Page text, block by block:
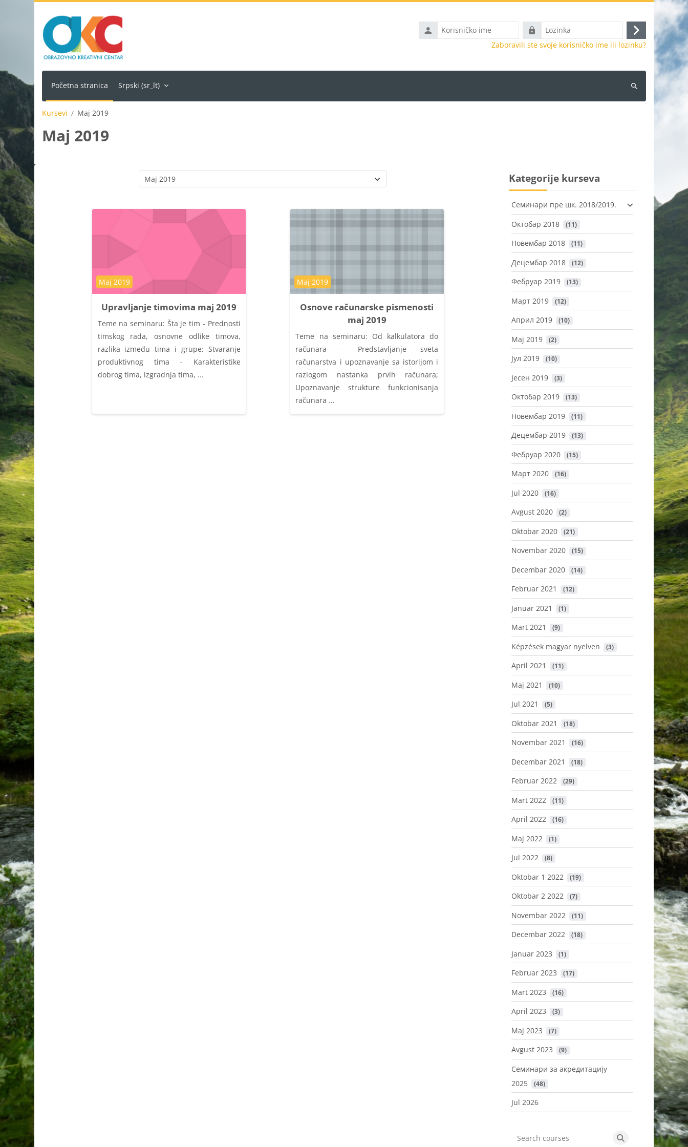
Korisničko
ime
Lozinka
Prijava
Zaboravili ste svoje korisničko ime ili lozinku?
Početna stranica Srpski ‎(sr_lt)‎
Pretraži
kurseve
Kursevi Maj 2019
Maj 2019
Upravljanje timovima maj 2019
Kategorija kursa
Maj 2019
Teme na seminaru: Šta je tim - Prednosti
timskog rada, osnovne odlike timova,
razlika između tima i grupe; Stvaranje
produktivnog tima - Karakteristike
dobrog tima, izgradnja tima, ...
Osnove računarske pismenosti
maj 2019
Kategorija kursa
Maj 2019
Teme na seminaru: Od kalkulatora do
računara - Predstavljanje sveta
računarstva i upoznavanje sa istorijom i
razlogom nastanka prvih računara;
Upoznavanje strukture funkcionisanja
računara ...
Kategorije kurseva
Семинари пре шк. 2018/2019.
Октобар 2018
(11)
Новембар 2018 (11)
Децембар 2018 (12)
Фебруар 2019 (13)
Март 2019 (12)
Април 2019 (10)
Maj 2019 (2)
Јул 2019 (10)
Јесен 2019 (3)
Октобар 2019 (13)
Новембар 2019 (11)
Децембар 2019 (13)
Фебруар 2020 (15)
Март 2020 (16)
Jul 2020 (16)
Avgust 2020 (2)
Oktobar 2020 (21)
Novembar 2020 (15)
Decembar 2020 (14)
Februar 2021 (12)
Januar 2021 (1)
Mart 2021 (9)
Képzések magyar nyelven (3)
April 2021 (11)
Maj 2021 (10)
Jul 2021 (5)
Oktobar 2021 (18)
Novembar 2021 (16)
Decembar 2021 (18)
Februar 2022 (29)
Mart 2022 (11)
April 2022 (16)
Maj 2022 (1)
Jul 2022 (8)
Oktobar 1 2022 (19)
Oktobar 2 2022 (7)
Novembar 2022 (11)
Decembar 2022 (18)
Januar 2023 (1)
Februar 2023 (17)
Mart 2023 (16)
April 2023 (3)
Maj 2023 (7)
Avgust 2023 (9)
Семинари за акредитацију
2025
(48)
Jul 2026
Search courses